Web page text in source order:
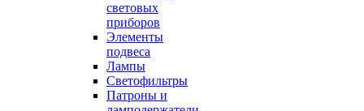
световых
приборов
Элементы
подвеса
Лампы
Светофильтры
Патроны и